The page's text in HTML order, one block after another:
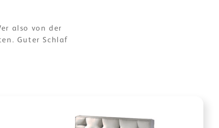
also von der
Guter Schlaf